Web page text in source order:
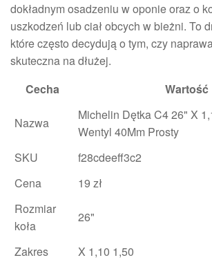
dokładnym osadzeniu w oponie oraz o
uszkodzeń lub ciał obcych w bieżni. To
które często decydują o tym, czy
skuteczna na dłużej.
Cecha
Wartość
Nazwa
Michelin Dętka C4 26" X
Wentyl 40Mm Prosty
SKU
f28cdeeff3c2
Cena
19 zł
Rozmiar
koła
26"
Zakres
X 1,10 1,50